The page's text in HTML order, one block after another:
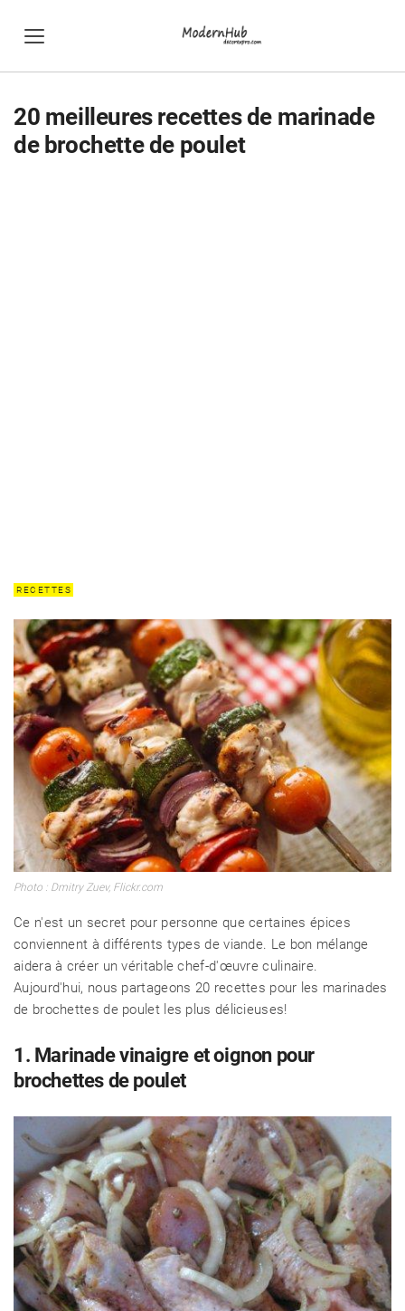
20 meilleures recettes de marinade
de brochette de poulet
RECETTES
Photo : Dmitry Zuev, Flickr.com
Ce n'est un secret pour personne que certaines épices
conviennent à différents types de viande. Le bon mélange
aidera à créer un véritable chef-d'œuvre culinaire.
Aujourd'hui, nous partageons 20 recettes pour les marinades
de brochettes de poulet les plus délicieuses!
1. Marinade vinaigre et oignon pour
brochettes de poulet